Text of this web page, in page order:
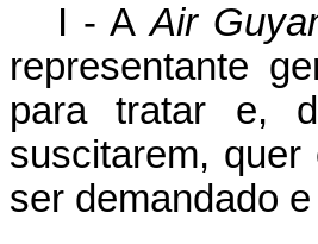
I - AAir
representante
para tratar e,
suscitarem,
ser demandado